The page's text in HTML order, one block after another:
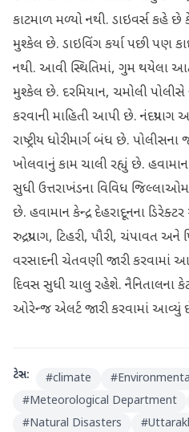
કાટમાળ મળ્યો નથી. ડાઇવર્સ કહે છે
મુશ્કેલ છે. ડાઇવિંગ કર્યા પછી પણ
નથી. આવી સ્થિતિમાં, ગુમ થયેલા
મુશ્કેલ છે. દરમિયાન, ચમોલી પોલીસે
કરવાની માહિતી આપી છે. નંદપ્રયાગ
રાષ્ટ્રીય ધોરીમાર્ગ બંધ છે.
ખોલવાનું કામ ચાલી રહ્યું છે.
સુધી ઉત્તરાખંડના વિવિધ
છે. હવામાન કેન્દ્ર દેહરાદૂનના
રુદ્રપ્રયાગ, ટિહરી, પૌરી, ચંપાવત
વરસાદની ચેતવણી જારી
દિવસ સુધી ચાલુ રહેશે. નૈનિતાલના
ઓરેન્જ એલર્ટ જારી કરવામાં આવ્યું
ટેગ્સ: #climate #
#Meteorological Department
#Natural Disasters #